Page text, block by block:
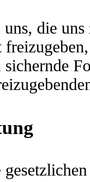
die uns